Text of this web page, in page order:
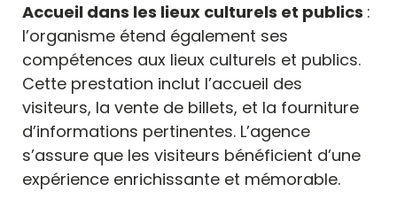
Accueil dans les lieux culturels et publics :
l’organisme étend également ses
compétences aux lieux culturels et publics.
Cette prestation inclut l’accueil des
visiteurs, la vente de billets, et la fourniture
d’informations pertinentes. L’agence
s’assure que les visiteurs bénéficient d’une
expérience enrichissante et mémorable.